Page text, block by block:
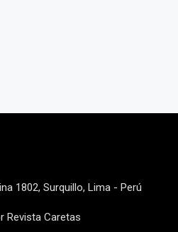
1802, Surquillo, Lima - Perú
Revista Caretas